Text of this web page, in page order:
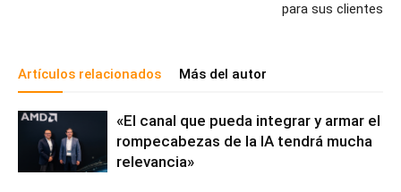
para sus clientes
Artículos relacionados Más del autor
«El canal que pueda integrar y armar el
rompecabezas de la IA tendrá mucha
relevancia»